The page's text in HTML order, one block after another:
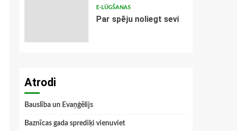
E-LŪGŠANAS
Par spēju noliegt sevi
Atrodi
Bauslība un Evaņģēlijs
Baznīcas gada sprediķi vienuviet